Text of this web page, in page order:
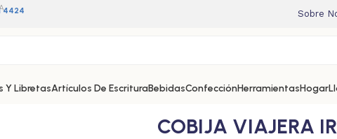
4424 Sobre
Y LibretasArtículos De EscrituraBebidasConfecciónHerramientasHogar
COBIJA VIAJERA